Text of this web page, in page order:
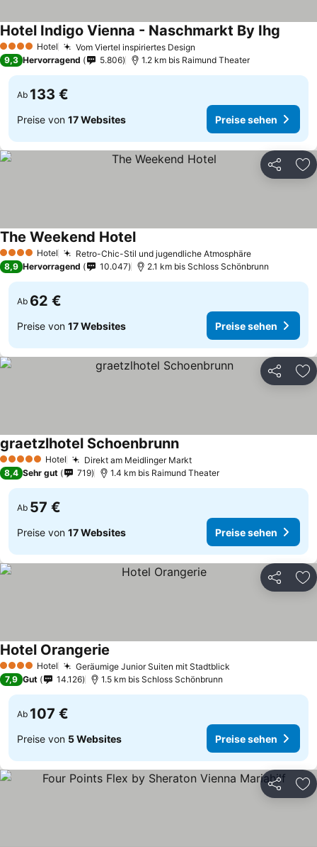
4 Sterne Hotel Vom Viertel inspiriertes Design
Hotel Indigo Vienna - Naschmarkt By Ihg
9,3 Hervorragend 5.806 1.2 km bis Raimund Theater
Ab 133 €
Preise von 17 Websites Preise sehen
Teilen
4 Sterne Hotel Retro-Chic-Stil und jugendliche Atmosphäre
The Weekend Hotel
8,9 Hervorragend 10.047 2.1 km bis Schloss Schönbrunn
Ab 62 €
Preise von 17 Websites Preise sehen
Teilen
5 Sterne Hotel Direkt am Meidlinger Markt
graetzlhotel Schoenbrunn
8,4 Sehr gut 719 1.4 km bis Raimund Theater
Ab 57 €
Preise von 17 Websites Preise sehen
Teilen
4 Sterne Hotel Geräumige Junior Suiten mit Stadtblick
Hotel Orangerie
7,9 Gut 14.126 1.5 km bis Schloss Schönbrunn
Ab 107 €
Preise von 5 Websites Preise sehen
Teilen